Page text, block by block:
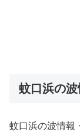
蚊口浜の波
蚊口浜の波情報